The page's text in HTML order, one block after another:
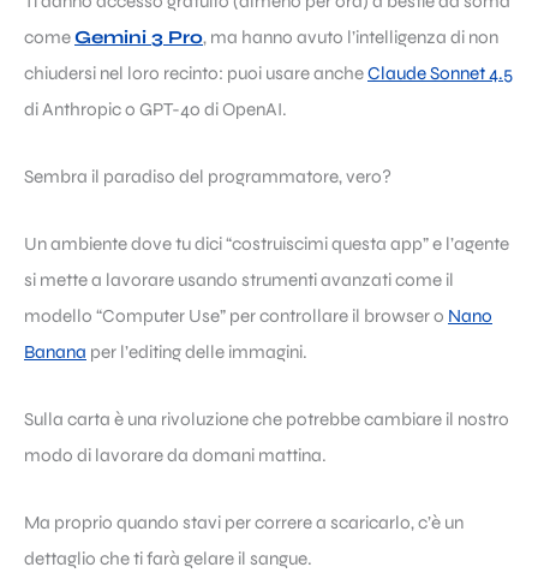
comeGemini 3 Pro, ma hanno avuto l’intelligenza di non
chiudersi nel loro recinto: puoi usare ancheClaude Sonnet 4.5
di Anthropic o GPT-4o di OpenAI.
Sembra il paradiso del programmatore, vero?
Un ambiente dove tu dici “costruiscimi questa app” e l’agente
si mette a lavorare usando strumenti avanzati come il
modello “Computer Use” per controllare il browser o Nano
Banana per l’editing delle immagini.
Sulla carta è una rivoluzione che potrebbe cambiare il nostro
modo di lavorare da domani mattina.
Ma proprio quando stavi per correre a scaricarlo, c’è un
dettaglio che ti farà gelare il sangue.